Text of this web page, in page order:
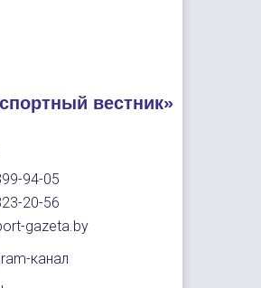
вестник»
94-05
20-56
gazeta.by
канал